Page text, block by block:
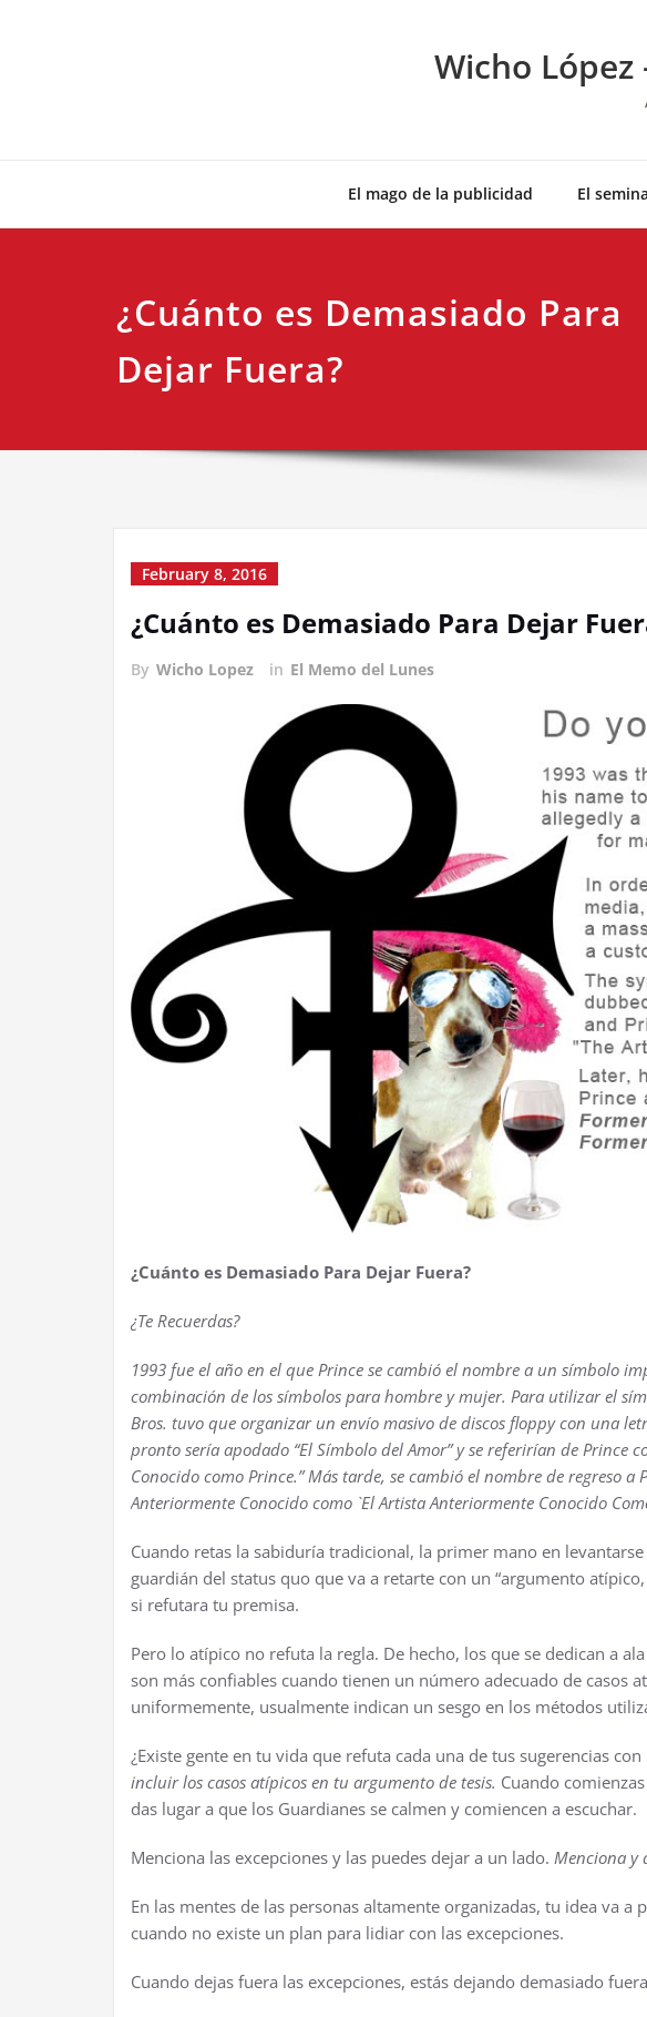
Wicho
El mago de la publicidad El
¿Cuánto es Demasiado Para
Dejar Fuera?
February 8, 2016
¿Cuánto es Demasiado Para Dejar
By Wicho Lopez in El Memo del Lunes
¿Cuánto es Demasiado Para Dejar Fuera?
¿Te Recuerdas?
1993 fue el año en el que Prince se cambió el nombre a un símbolo
combinación de los símbolos para hombre y mujer. Para utilizar el
Bros. tuvo que organizar un envío masivo de discos floppy con una
pronto sería apodado “El Símbolo del Amor” y se referirían de Prince
Conocido como Prince.” Más tarde, se cambió el nombre de regreso a
Anteriormente Conocido como `El Artista Anteriormente Conocido Como
Cuando retas la sabiduría tradicional, la primer mano en
guardián del status quo que va a retarte con un “argumento
si refutara tu premisa.
Pero lo atípico no refuta la regla. De hecho, los que se dedican a
son más confiables cuando tienen un número adecuado de casos
uniformemente, usualmente indican un sesgo en los métodos
¿Existe gente en tu vida que refuta cada una de tus sugerencias
incluir los casos atípicos en tu argumento de tesis. Cuando
das lugar a que los Guardianes se calmen y comiencen a escuchar.
Menciona las excepciones y las puedes dejar a un lado. Menciona y
En las mentes de las personas altamente organizadas, tu idea va
cuando no existe un plan para lidiar con las excepciones.
Cuando dejas fuera las excepciones, estás dejando demasiado